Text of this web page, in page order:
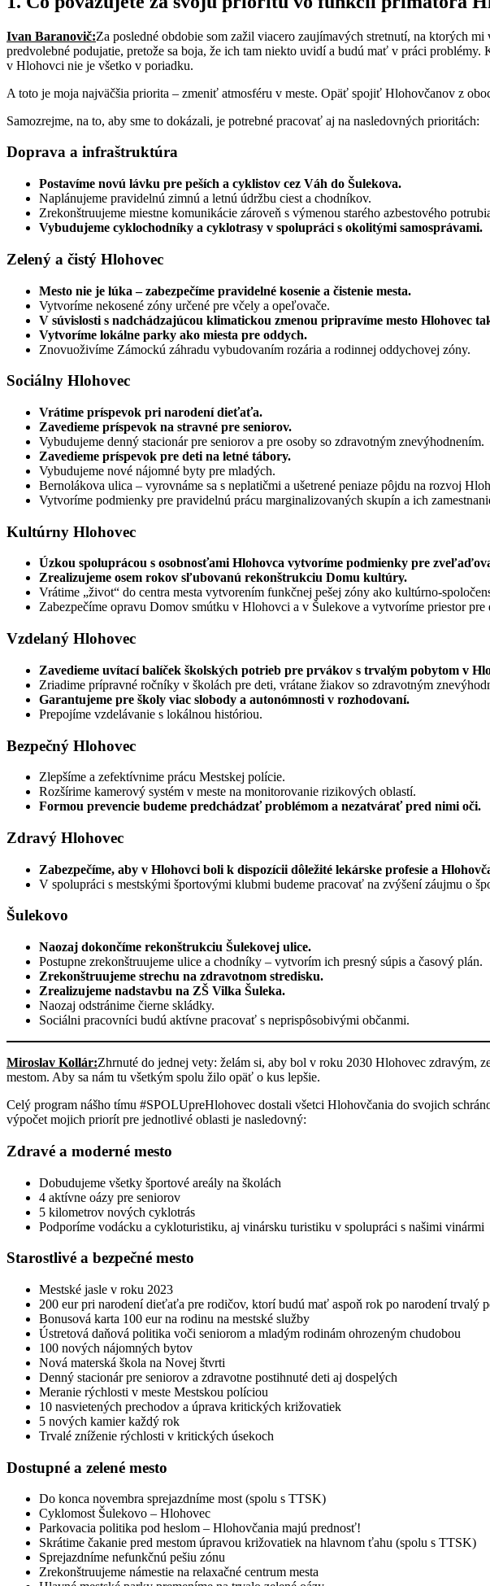
Ivan Baranovič:Za posledné obdobie som zažil viacero zaujímavých stretnutí, na ktorých
predvolebné podujatie, pretože sa boja, že ich tam niekto uvidí a budú mať v práci
v Hlohovci nie je všetko v poriadku.
A toto je moja najväčšia priorita – zmeniť atmosféru v meste. Opäť spojiť Hlohovčanov z
Samozrejme, na to, aby sme to dokázali, je potrebné pracovať aj na nasledovných prioritách:
Doprava a infraštruktúra
Postavíme novú lávku pre peších a cyklistov cez Váh do Šulekova.
Naplánujeme pravidelnú zimnú a letnú údržbu ciest a chodníkov.
Zrekonštruujeme miestne komunikácie zároveň s výmenou starého azbestového
Vybudujeme cyklochodníky a cyklotrasy v spolupráci s okolitými samosprávami.
Zelený a čistý Hlohovec
Mesto nie je lúka – zabezpečíme pravidelné kosenie a čistenie mesta.
Vytvoríme nekosené zóny určené pre včely a opeľovače.
V súvislosti s nadchádzajúcou klimatickou zmenou pripravíme mesto Hlohovec
Vytvoríme lokálne parky ako miesta pre oddych.
Znovuoživíme Zámockú záhradu vybudovaním rozária a rodinnej oddychovej zóny.
Sociálny Hlohovec
Vrátime príspevok pri narodení dieťaťa.
Zavedieme príspevok na stravné pre seniorov.
Vybudujeme denný stacionár pre seniorov a pre osoby so zdravotným znevýhodnením.
Zavedieme príspevok pre deti na letné tábory.
Vybudujeme nové nájomné byty pre mladých.
Bernolákova ulica – vyrovnáme sa s neplatičmi a ušetrené peniaze pôjdu na rozvoj
Vytvoríme podmienky pre pravidelnú prácu marginalizovaných skupín a ich
Kultúrny Hlohovec
Úzkou spoluprácou s osobnosťami Hlohovca vytvoríme podmienky pre
Zrealizujeme osem rokov sľubovanú rekonštrukciu Domu kultúry.
Vrátime „život“ do centra mesta vytvorením funkčnej pešej zóny ako kultúrno-
Zabezpečíme opravu Domov smútku v Hlohovci a v Šulekove a vytvoríme priestor pre
Vzdelaný Hlohovec
Zavedieme uvítací balíček školských potrieb pre prvákov s trvalým pobytom v
Zriadime prípravné ročníky v školách pre deti, vrátane žiakov so zdravotným
Garantujeme pre školy viac slobody a autonómnosti v rozhodovaní.
Prepojíme vzdelávanie s lokálnou históriou.
Bezpečný Hlohovec
Zlepšíme a zefektívnime prácu Mestskej polície.
Rozšírime kamerový systém v meste na monitorovanie rizikových oblastí.
Formou prevencie budeme predchádzať problémom a nezatvárať pred nimi oči.
Zdravý Hlohovec
Zabezpečíme, aby v Hlohovci boli k dispozícii dôležité lekárske profesie a
V spolupráci s mestskými športovými klubmi budeme pracovať na zvýšení záujmu o
Šulekovo
Naozaj dokončíme rekonštrukciu Šulekovej ulice.
Postupne zrekonštruujeme ulice a chodníky – vytvorím ich presný súpis a časový plán.
Zrekonštruujeme strechu na zdravotnom stredisku.
Zrealizujeme nadstavbu na ZŠ Vilka Šuleka.
Naozaj odstránime čierne skládky.
Sociálni pracovníci budú aktívne pracovať s neprispôsobivými občanmi.
Miroslav Kollár:Zhrnuté do jednej vety: želám si, aby bol v roku 2030 Hlohovec zdravým,
mestom. Aby sa nám tu všetkým spolu žilo opäť o kus lepšie.
Celý program nášho tímu #SPOLUpreHlohovec dostali všetci Hlohovčania do svojich
výpočet mojich priorít pre jednotlivé oblasti je nasledovný:
Zdravé a moderné mesto
Dobudujeme všetky športové areály na školách
4 aktívne oázy pre seniorov
5 kilometrov nových cyklotrás
Podporíme vodácku a cykloturistiku, aj vinársku turistiku v spolupráci s našimi vinármi
Starostlivé a bezpečné mesto
Mestské jasle v roku 2023
200 eur pri narodení dieťaťa pre rodičov, ktorí budú mať aspoň rok po narodení trvalý
Bonusová karta 100 eur na rodinu na mestské služby
Ústretová daňová politika voči seniorom a mladým rodinám ohrozeným chudobou
100 nových nájomných bytov
Nová materská škola na Novej štvrti
Denný stacionár pre seniorov a zdravotne postihnuté deti aj dospelých
Meranie rýchlosti v meste Mestskou políciou
10 nasvietených prechodov a úprava kritických križovatiek
5 nových kamier každý rok
Trvalé zníženie rýchlosti v kritických úsekoch
Dostupné a zelené mesto
Do konca novembra sprejazdníme most (spolu s TTSK)
Cyklomost Šulekovo – Hlohovec
Parkovacia politika pod heslom – Hlohovčania majú prednosť!
Skrátime čakanie pred mestom úpravou križovatiek na hlavnom ťahu (spolu s TTSK)
Sprejazdníme nefunkčnú pešiu zónu
Zrekonštruujeme námestie na relaxačné centrum mesta